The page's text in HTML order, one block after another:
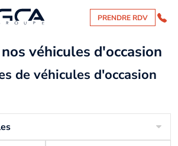
PRENDRE RDV
véhicules d'occasion
de véhicules d'occasion